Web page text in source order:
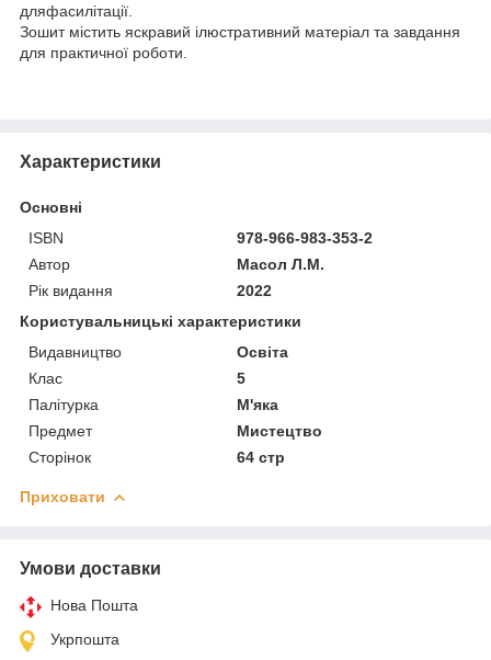
дляфасилітації.
Зошит містить яскравий ілюстративний матеріал та завдання
для практичної роботи.
Характеристики
Основні
ISBN
978-966-983-353-2
Автор
Масол Л.М.
Рік видання
2022
Користувальницькі характеристики
Видавництво
Освіта
Клас
5
Палітурка
М'яка
Предмет
Мистецтво
Сторінок
64 стр
Приховати
Умови доставки
Нова Пошта
Укрпошта